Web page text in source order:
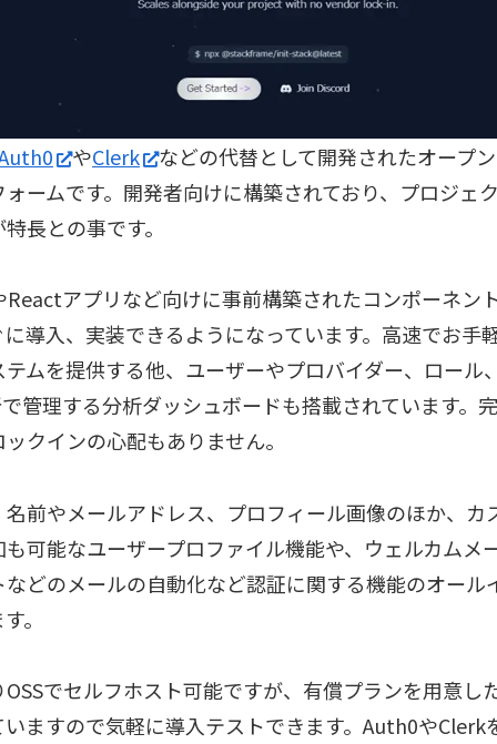
やClerk
などの代替として開発されたオープ
ォームです。開発者向けに構築されており、プロジェ
長との事です。
Reactアプリなど向けに事前構築されたコンポーネン
に導入、実装できるようになっています。高速でお手
ムを提供する他、ユーザーやプロバイダー、ロール
管理する分析ダッシュボードも搭載されています。
クインの心配もありません。
名前やメールアドレス、プロフィール画像のほか、カ
も可能なユーザープロファイル機能や、ウェルカムメ
などのメールの自動化など認証に関する機能のオール
。
OSSでセルフホスト可能ですが、有償プランを用意し
いますので気軽に導入テストできます。Auth0やClerk